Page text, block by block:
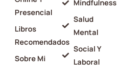
Presencial
Libros
Recomendados
Sobre Mi
Mindfulness
Salud
Mental
Social Y
Laboral